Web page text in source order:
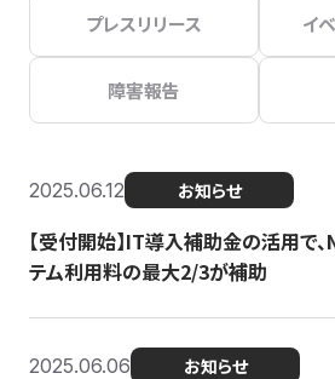
プレスリリース イ
障害報告
2025.06.12 お知らせ
【受付開始】IT導入補助金の活用で
テム利用料の最大2/3が補助
2025.06.06 お知らせ